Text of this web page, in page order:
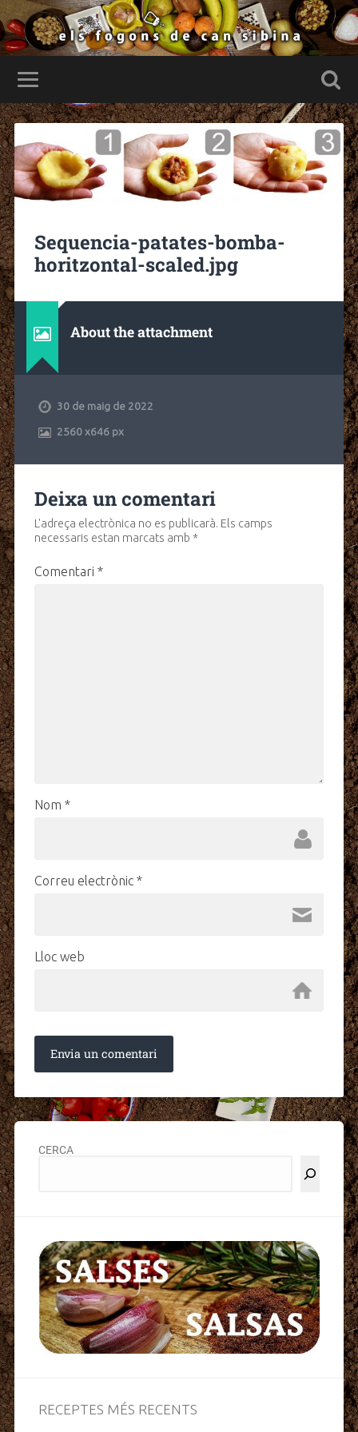
Sequencia-patates-bomba-
horitzontal-scaled.jpg
About the attachment
30 de maig de 2022
2560x646 px
Deixa un comentari
L'adreça electrònica no es publicarà. Els camps
necessaris estan marcats amb *
Comentari *
Nom *
Correu electrònic *
Lloc web
CERCA
RECEPTES MÉS RECENTS